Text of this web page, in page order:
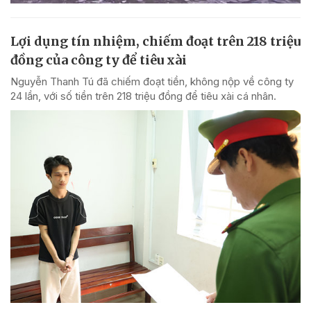
Lợi dụng tín nhiệm, chiếm đoạt trên 218 triệu
đồng của công ty để tiêu xài
Nguyễn Thanh Tú đã chiếm đoạt tiền, không nộp về công ty
24 lần, với số tiền trên 218 triệu đồng để tiêu xài cá nhân.